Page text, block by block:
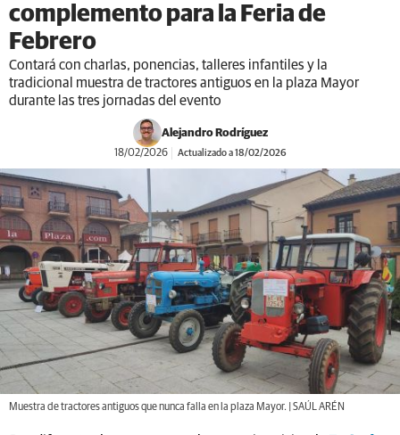
complemento para la Feria de
Febrero
Contará con charlas, ponencias, talleres infantiles y la
tradicional muestra de tractores antiguos en la plaza Mayor
durante las tres jornadas del evento
Alejandro Rodríguez
18/02/2026 Actualizado a 18/02/2026
Muestra de tractores antiguos que nunca falla en la plaza Mayor. | SAÚL ARÉN